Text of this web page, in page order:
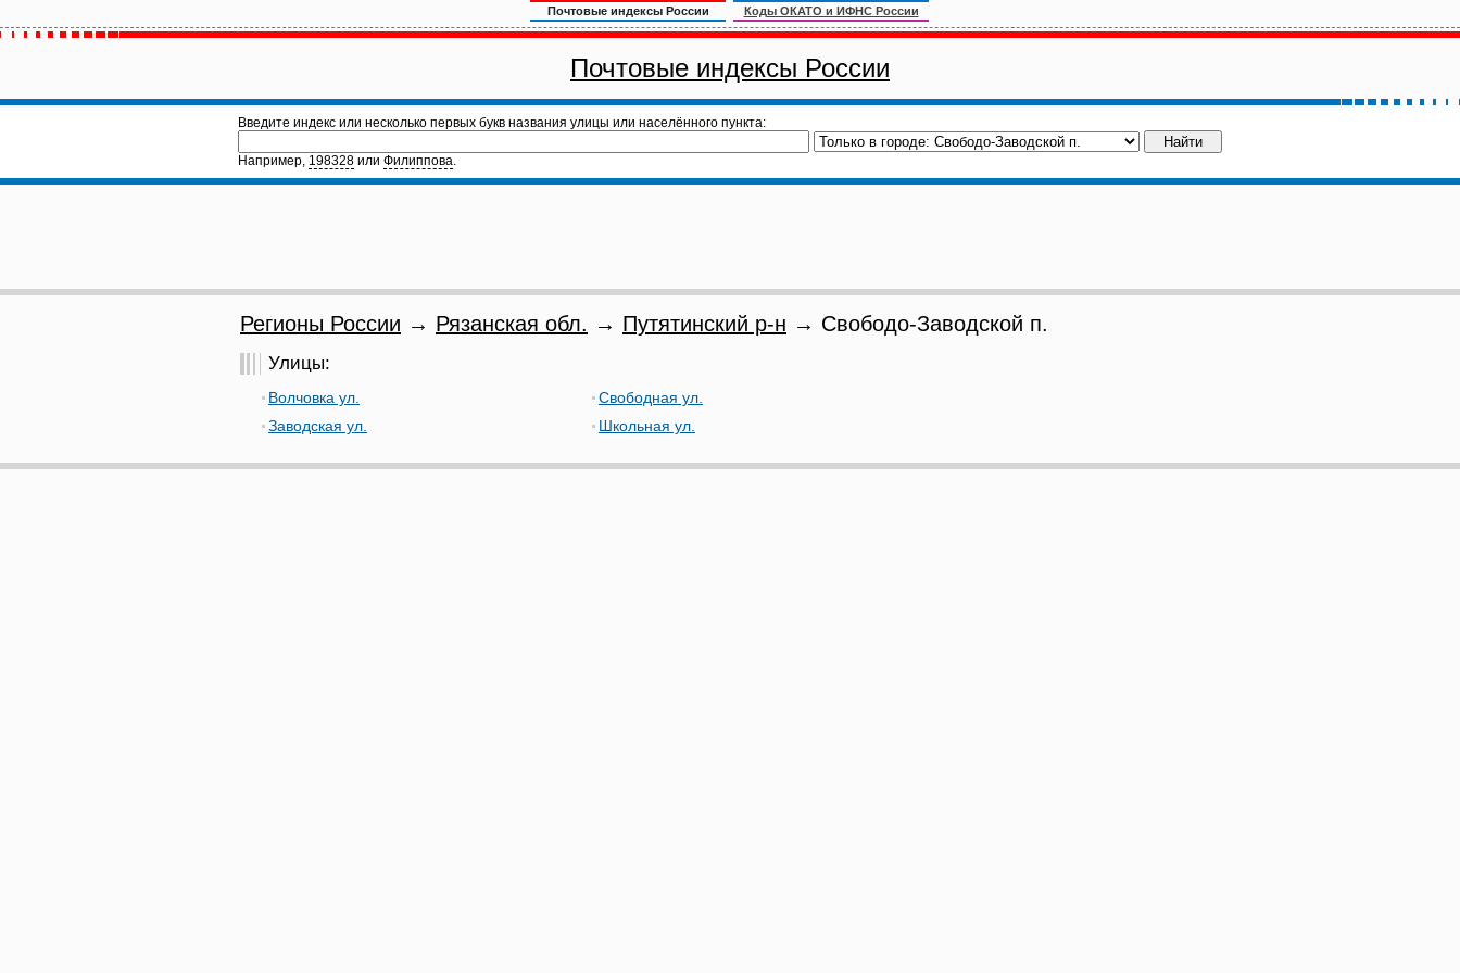
Почтовые индексы России Коды ОКАТО и ИФНС России
Почтовые индексы России
Введите индекс или несколько первых букв названия улицы или населённого пункта:
Например, 198328 или Филиппова.
Регионы России → Рязанская обл. → Путятинский р-н → Свободо-Заводской п.
Улицы:
Волчовка ул.
Заводская ул.
Свободная ул.
Школьная ул.